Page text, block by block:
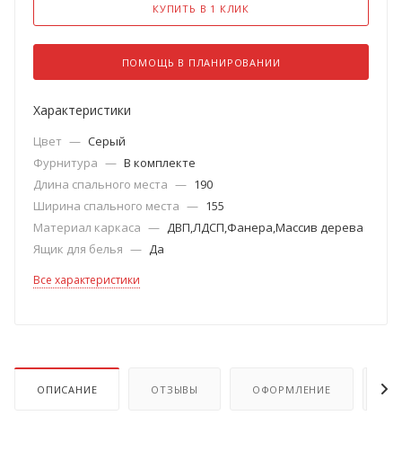
КУПИТЬ В 1 КЛИК
ПОМОЩЬ В ПЛАНИРОВАНИИ
Характеристики
Цвет — Серый
Фурнитура — В комплекте
Длина спального места — 190
Ширина спального места — 155
Материал каркаса — ДВП,ЛДСП,Фанера,Массив дерева
Ящик для белья — Да
Все характеристики
ОПИСАНИЕ ОТЗЫВЫ ОФОРМЛЕНИЕ